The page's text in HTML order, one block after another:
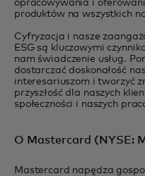
opracowywania i
produktów na wszystkich
Cyfryzacja i nasze
ESG są kluczowymi
nam świadczenie usług.
dostarczać doskonałość
interesariuszom i tworzyć
przyszłość dla naszych
społeczności i naszych
O Mastercard (NYSE:
Mastercard napędza